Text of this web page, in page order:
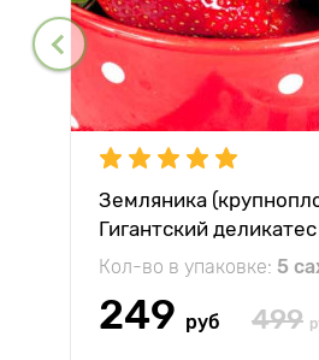
Земляника
Гигантский деликатес
Кол-во в упаковке: 5
249 руб 499